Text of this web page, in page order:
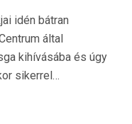
idén bátran
által
kihívásába és úgy
sikerrel…